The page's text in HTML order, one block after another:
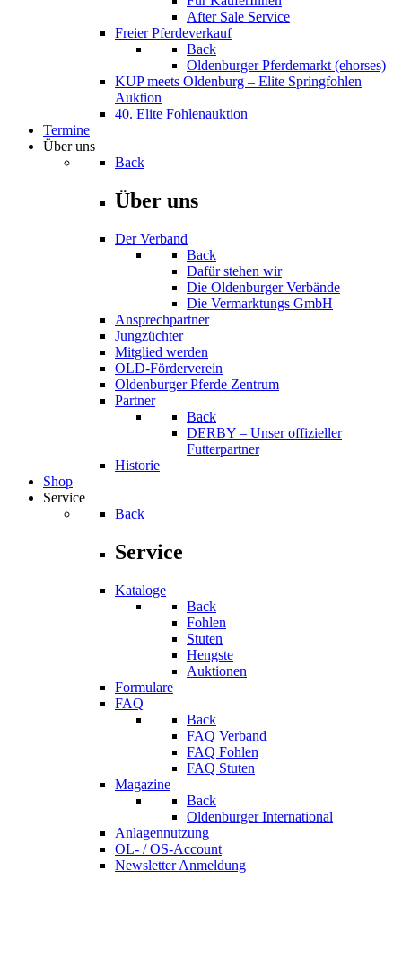
After Sale Service
Freier Pferdeverkauf
Back
Oldenburger Pferdemarkt (ehorses)
KUP meets Oldenburg – Elite Springfohlen
Auktion
40. Elite Fohlenauktion
Termine
Über uns
Back
Über uns
Der Verband
Back
Dafür stehen wir
Die Oldenburger Verbände
Die Vermarktungs GmbH
Ansprechpartner
Jungzüchter
Mitglied werden
OLD-Förderverein
Oldenburger Pferde Zentrum
Partner
Back
DERBY – Unser offizieller
Futterpartner
Historie
Shop
Service
Back
Service
Kataloge
Back
Fohlen
Stuten
Hengste
Auktionen
Formulare
FAQ
Back
FAQ Verband
FAQ Fohlen
FAQ Stuten
Magazine
Back
Oldenburger International
Anlagennutzung
OL- / OS-Account
Newsletter Anmeldung